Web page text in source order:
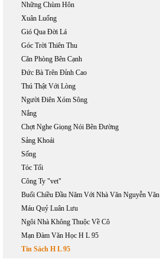
Những Chùm Hôn
Xuân Luống
Gió Qua Đời Lá
Góc Trời Thiên Thu
Căn Phòng Bên Cạnh
Đức Bà Trên Đỉnh Cao
Thú Thật Với Lòng
Người Điên Xóm Sông
Nắng
Chợt Nghe Giọng Nói Bên Đường
Sảng Khoái
Sống
Tóc Tối
Công Ty "vet"
Buổi Chiều Đầu Năm Với Nhà Văn Nguyễn
Máu Quỷ Luân Lưu
Ngôi Nhà Không Thuộc Về Cô
Mạn Đàm Văn Học H L 95
Tin Sách H L 95